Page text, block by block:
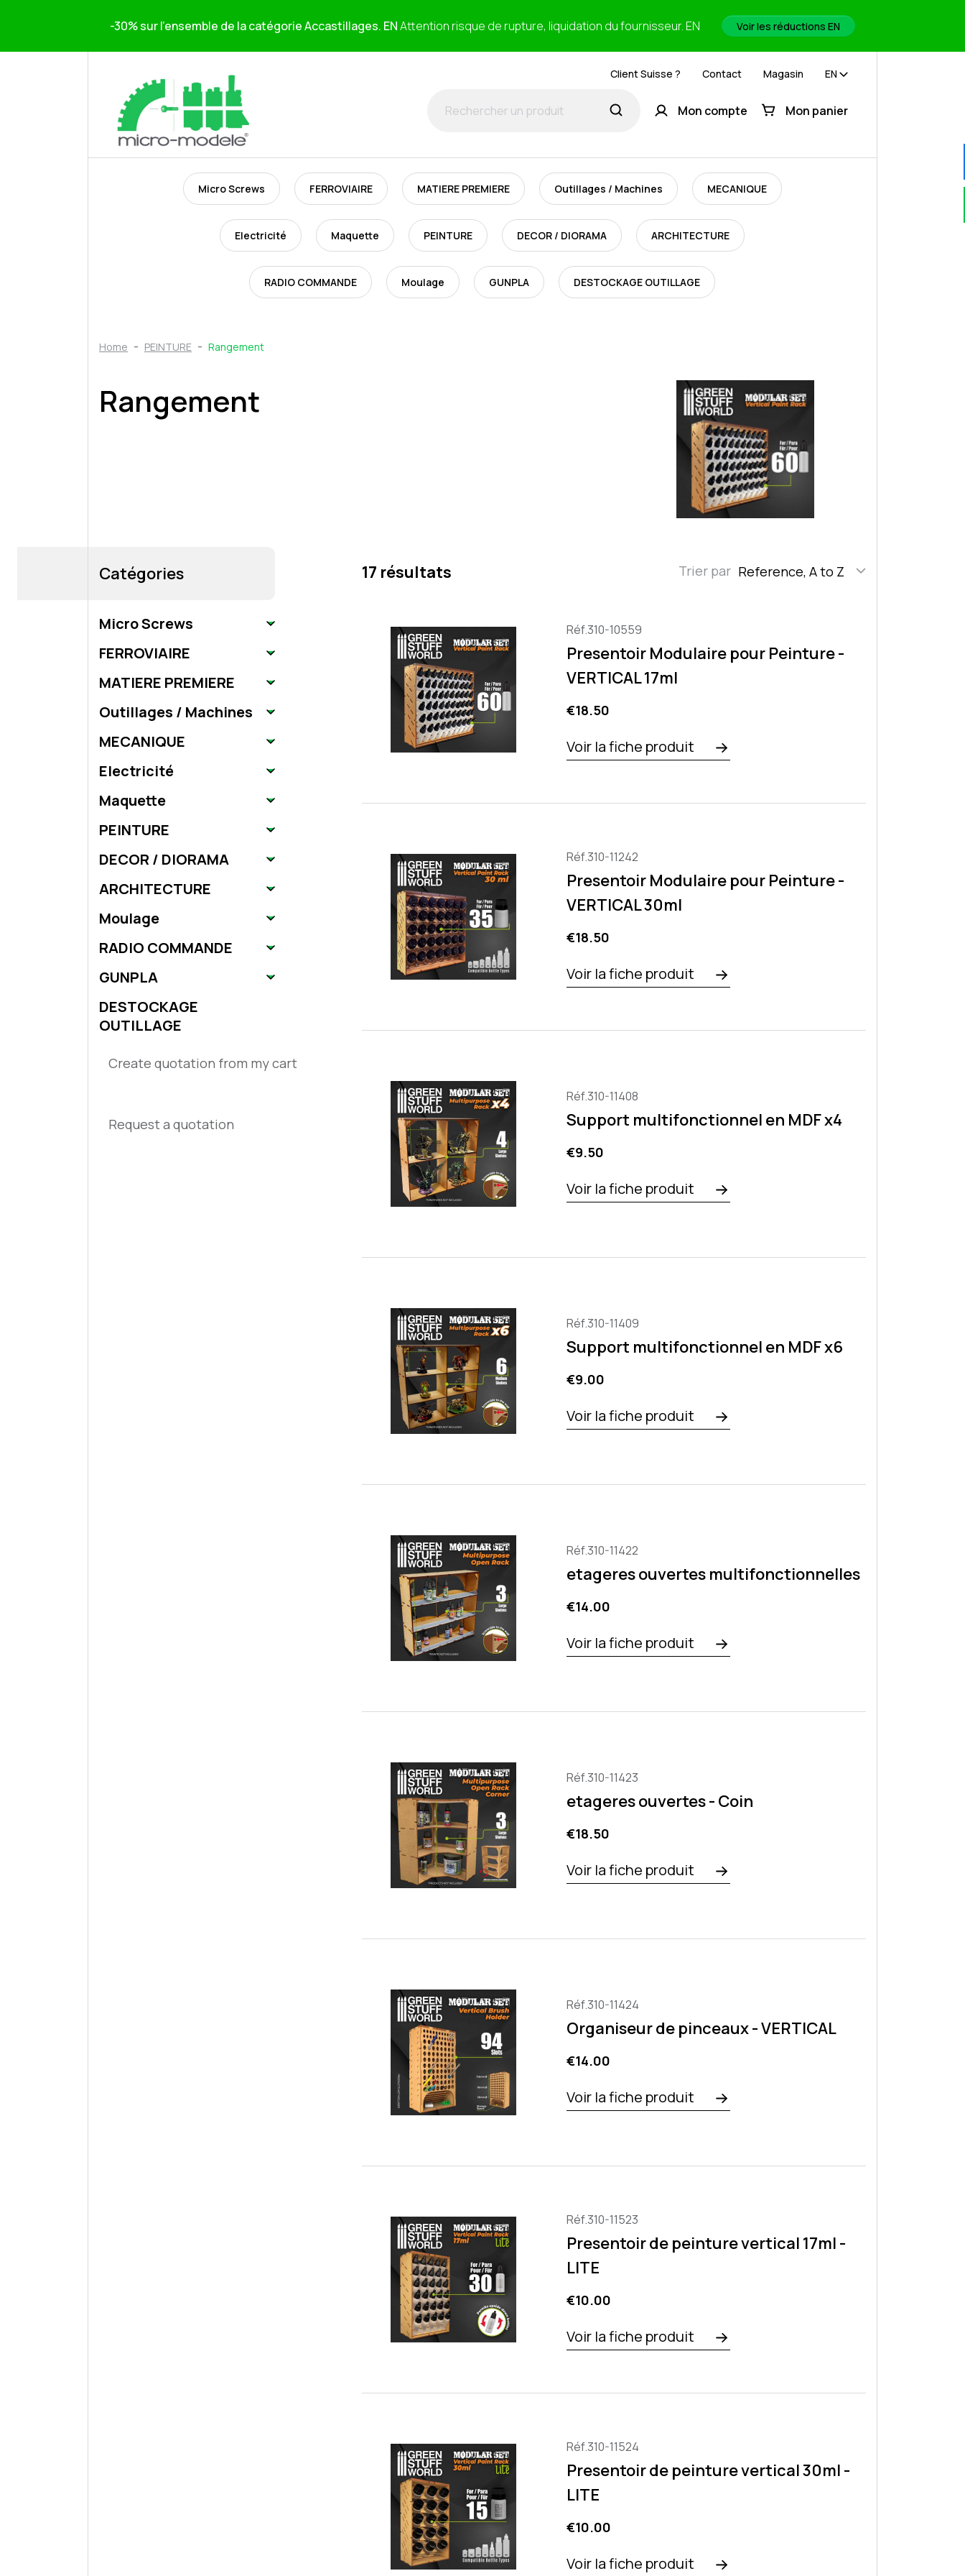
-30% sur l'ensemble de la catégorie Accastillages. ENAttention risque de rupture, liquidation du fournisseur. EN Voir les réductions EN
Client Suisse ? Contact Magasin EN
Mon compte Mon panier
Micro Screws FERROVIAIRE MATIERE PREMIERE Outillages / Machines MECANIQUE
Electricité Maquette PEINTURE DECOR / DIORAMA ARCHITECTURE
RADIO COMMANDE Moulage GUNPLA DESTOCKAGE OUTILLAGE
Home PEINTURE Rangement
Rangement
Catégories
Micro Screws
FERROVIAIRE
MATIERE PREMIERE
Outillages / Machines
MECANIQUE
Electricité
Maquette
PEINTURE
DECOR / DIORAMA
ARCHITECTURE
Moulage
RADIO COMMANDE
GUNPLA
DESTOCKAGE
OUTILLAGE
Create quotation from my cart
Request a quotation
17 résultats Trier par Reference, A to Z
Réf.310-10559
Presentoir Modulaire pour Peinture -
VERTICAL 17ml
Price
€18.50
Voir la fiche produit
Réf.310-11242
Presentoir Modulaire pour Peinture -
VERTICAL 30ml
Price
€18.50
Voir la fiche produit
Réf.310-11408
Support multifonctionnel en MDF x4
Price
€9.50
Voir la fiche produit
Réf.310-11409
Support multifonctionnel en MDF x6
Price
€9.00
Voir la fiche produit
Réf.310-11422
etageres ouvertes multifonctionnelles
Price
€14.00
Voir la fiche produit
Réf.310-11423
etageres ouvertes - Coin
Price
€18.50
Voir la fiche produit
Réf.310-11424
Organiseur de pinceaux - VERTICAL
Price
€14.00
Voir la fiche produit
Réf.310-11523
Presentoir de peinture vertical 17ml -
LITE
Price
€10.00
Voir la fiche produit
Réf.310-11524
Presentoir de peinture vertical 30ml -
LITE
Price
€10.00
Voir la fiche produit